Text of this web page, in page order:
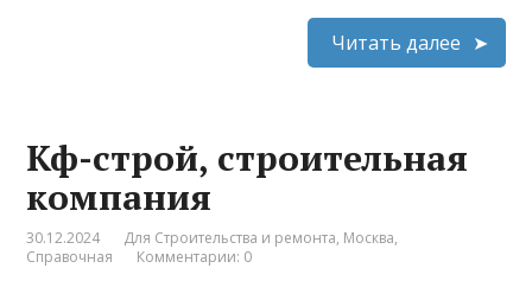
Читать далее
Кф-строй, строительная
компания
30.12.2024 Для Строительства и ремонта, Москва,
Справочная
Комментарии: 0